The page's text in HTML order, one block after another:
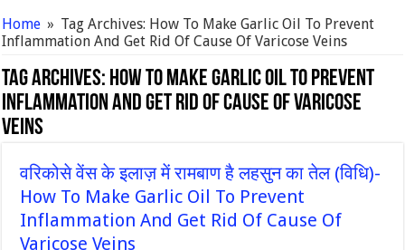
Home » Tag Archives: How To Make Garlic Oil To Prevent
Inflammation And Get Rid Of Cause Of Varicose Veins
Tag Archives: How To Make Garlic Oil To Prevent
Inflammation And Get Rid Of Cause Of Varicose
Veins
वरिकोसे वेंस के इलाज़ में रामबाण है लहसुन का तेल (विधि)-
How To Make Garlic Oil To Prevent
Inflammation And Get Rid Of Cause Of
Varicose Veins